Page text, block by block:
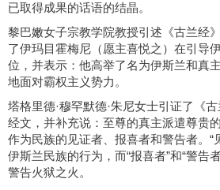
已取得成果的话语的结晶。
黎巴嫩女子宗教学院教授引述《古兰经
了伊玛目霍梅尼（愿主喜悦之）在引导
位，并表示：他高举了名为伊斯兰和真
地面对霸权主义势力。
塔格里德·穆罕默德·朱尼女士引证了《
经文，并补充说：至尊的真主派遣尊贵
作为民族的见证者、报喜者和警告者。“
伊斯兰民族的行为，而“报喜者”和“警告
警告火狱之火。